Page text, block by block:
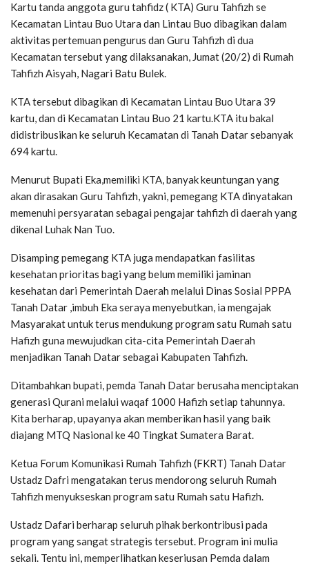
Kartu tanda anggota guru tahfidz ( KTA) Guru Tahfizh se
Kecamatan Lintau Buo Utara dan Lintau Buo dibagikan dalam
aktivitas pertemuan pengurus dan Guru Tahfizh di dua
Kecamatan tersebut yang dilaksanakan, Jumat (20/2) di Rumah
Tahfizh Aisyah, Nagari Batu Bulek.
KTA tersebut dibagikan di Kecamatan Lintau Buo Utara 39
kartu, dan di Kecamatan Lintau Buo 21 kartu.KTA itu bakal
didistribusikan ke seluruh Kecamatan di Tanah Datar sebanyak
694 kartu.
Menurut Bupati Eka,memiliki KTA, banyak keuntungan yang
akan dirasakan Guru Tahfizh, yakni, pemegang KTA dinyatakan
memenuhi persyaratan sebagai pengajar tahfizh di daerah yang
dikenal Luhak Nan Tuo.
Disamping pemegang KTA juga mendapatkan fasilitas
kesehatan prioritas bagi yang belum memiliki jaminan
kesehatan dari Pemerintah Daerah melalui Dinas Sosial PPPA
Tanah Datar ,imbuh Eka seraya menyebutkan, ia mengajak
Masyarakat untuk terus mendukung program satu Rumah satu
Hafizh guna mewujudkan cita-cita Pemerintah Daerah
menjadikan Tanah Datar sebagai Kabupaten Tahfizh.
Ditambahkan bupati, pemda Tanah Datar berusaha menciptakan
generasi Qurani melalui waqaf 1000 Hafizh setiap tahunnya.
Kita berharap, upayanya akan memberikan hasil yang baik
diajang MTQ Nasional ke 40 Tingkat Sumatera Barat.
Ketua Forum Komunikasi Rumah Tahfizh (FKRT) Tanah Datar
Ustadz Dafri mengatakan terus mendorong seluruh Rumah
Tahfizh menyukseskan program satu Rumah satu Hafizh.
Ustadz Dafari berharap seluruh pihak berkontribusi pada
program yang sangat strategis tersebut. Program ini mulia
sekali. Tentu ini, memperlihatkan keseriusan Pemda dalam